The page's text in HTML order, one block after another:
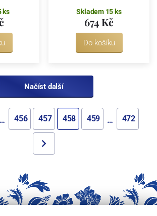
ks Skladem 15 ks
674 Kč
Do košíku
Načíst další
… 456 457 458 459 … 472